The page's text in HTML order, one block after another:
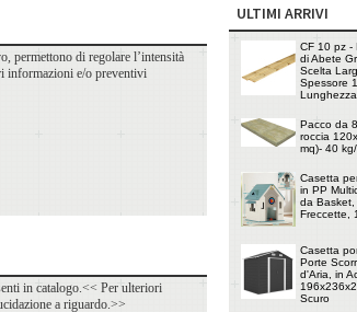
permettono di regolare l’intensità
informazioni e/o preventivi
in catalogo.<< Per ulteriori
a riguardo.>>
ULTIMI ARRIVI
CF 10 pz -
di Abete
Scelta
Spessore
Pacco da
roccia
mq)- 40
Casetta
in PP
da Basket,
Freccette,
Casetta
Porte
d'Aria, in
Scuro